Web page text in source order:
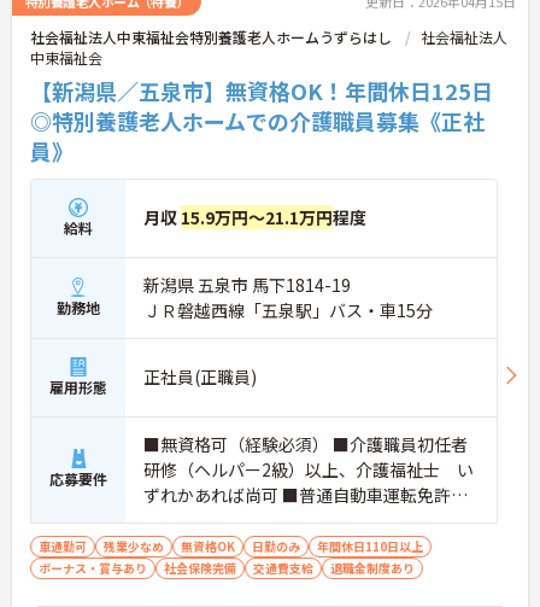
社会福祉法人中東福祉会特別養護老人ホームうずらはし
社会福祉法人
中東福祉会
【新潟県／五泉市】無資格OK！年間休日125日
◎特別養護老人ホームでの介護職員募集《正社
員》
給料 月収 15.9万円～21.1万円程度
勤務地
新潟県 五泉市 馬下1814-19
ＪＲ磐越西線「五泉駅」バス・車15分
雇用形態 正社員(正職員)
応募要件
■無資格可（経験必須） ■介護職員初任者
研修（ヘルパー2級）以上、介護福祉士 い
ずれかあれば尚可 ■普通自動車運転免許必
須（ＡＴ限定可）
車通勤可 残業少なめ 無資格OK 日勤のみ
年間休日110日以上
ボーナス・賞与あり
社会保険完備 交通費支給 退職金制度あり